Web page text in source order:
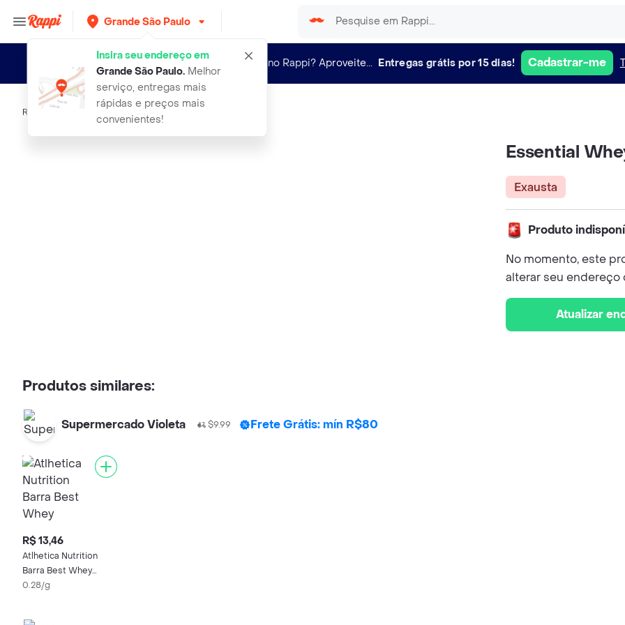
Grande São Paulo
Insira seu endereço em
Grande São Paulo.Melhor
serviço, entregas mais
rápidas e preços mais
convenientes!
Novo no Rappi? Aproveite... Entregas grátis por 15 dias! Cadastrar-me
Rappi essential whey sabor baunilha sache
Essential
Exausta
Produto
No momento, este
alterar seu
Atualizar
Produtos similares:
Supermercado Violeta $9.99 Frete Grátis: mín R$80
R$ 13,46
Atlhetica Nutrition
Barra Best Whey
Cheesecake de
0.28/g